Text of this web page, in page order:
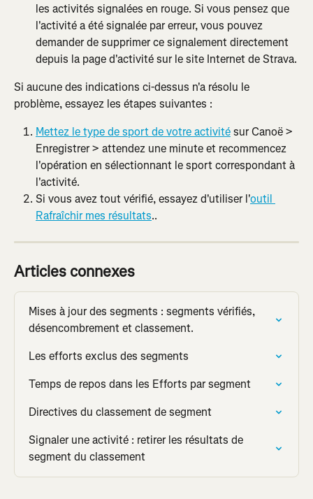
les activités signalées en rouge. Si vous pensez que
l'activité a été signalée par erreur, vous pouvez
demander de supprimer ce signalement directement
depuis la page d'activité sur le site Internet de Strava.
Si aucune des indications ci-dessus n'a résolu le
problème, essayez les étapes suivantes :
Mettez le type de sport de votre activité sur Canoë >
Enregistrer > attendez une minute et recommencez
l'opération en sélectionnant le sport correspondant à
l'activité.
Si vous avez tout vérifié, essayez d'utiliser l'outil
Rafraîchir mes résultats..
Articles connexes
Mises à jour des segments : segments vérifiés,
désencombrement et classement.
Les efforts exclus des segments
Temps de repos dans les Efforts par segment
Directives du classement de segment
Signaler une activité : retirer les résultats de
segment du classement